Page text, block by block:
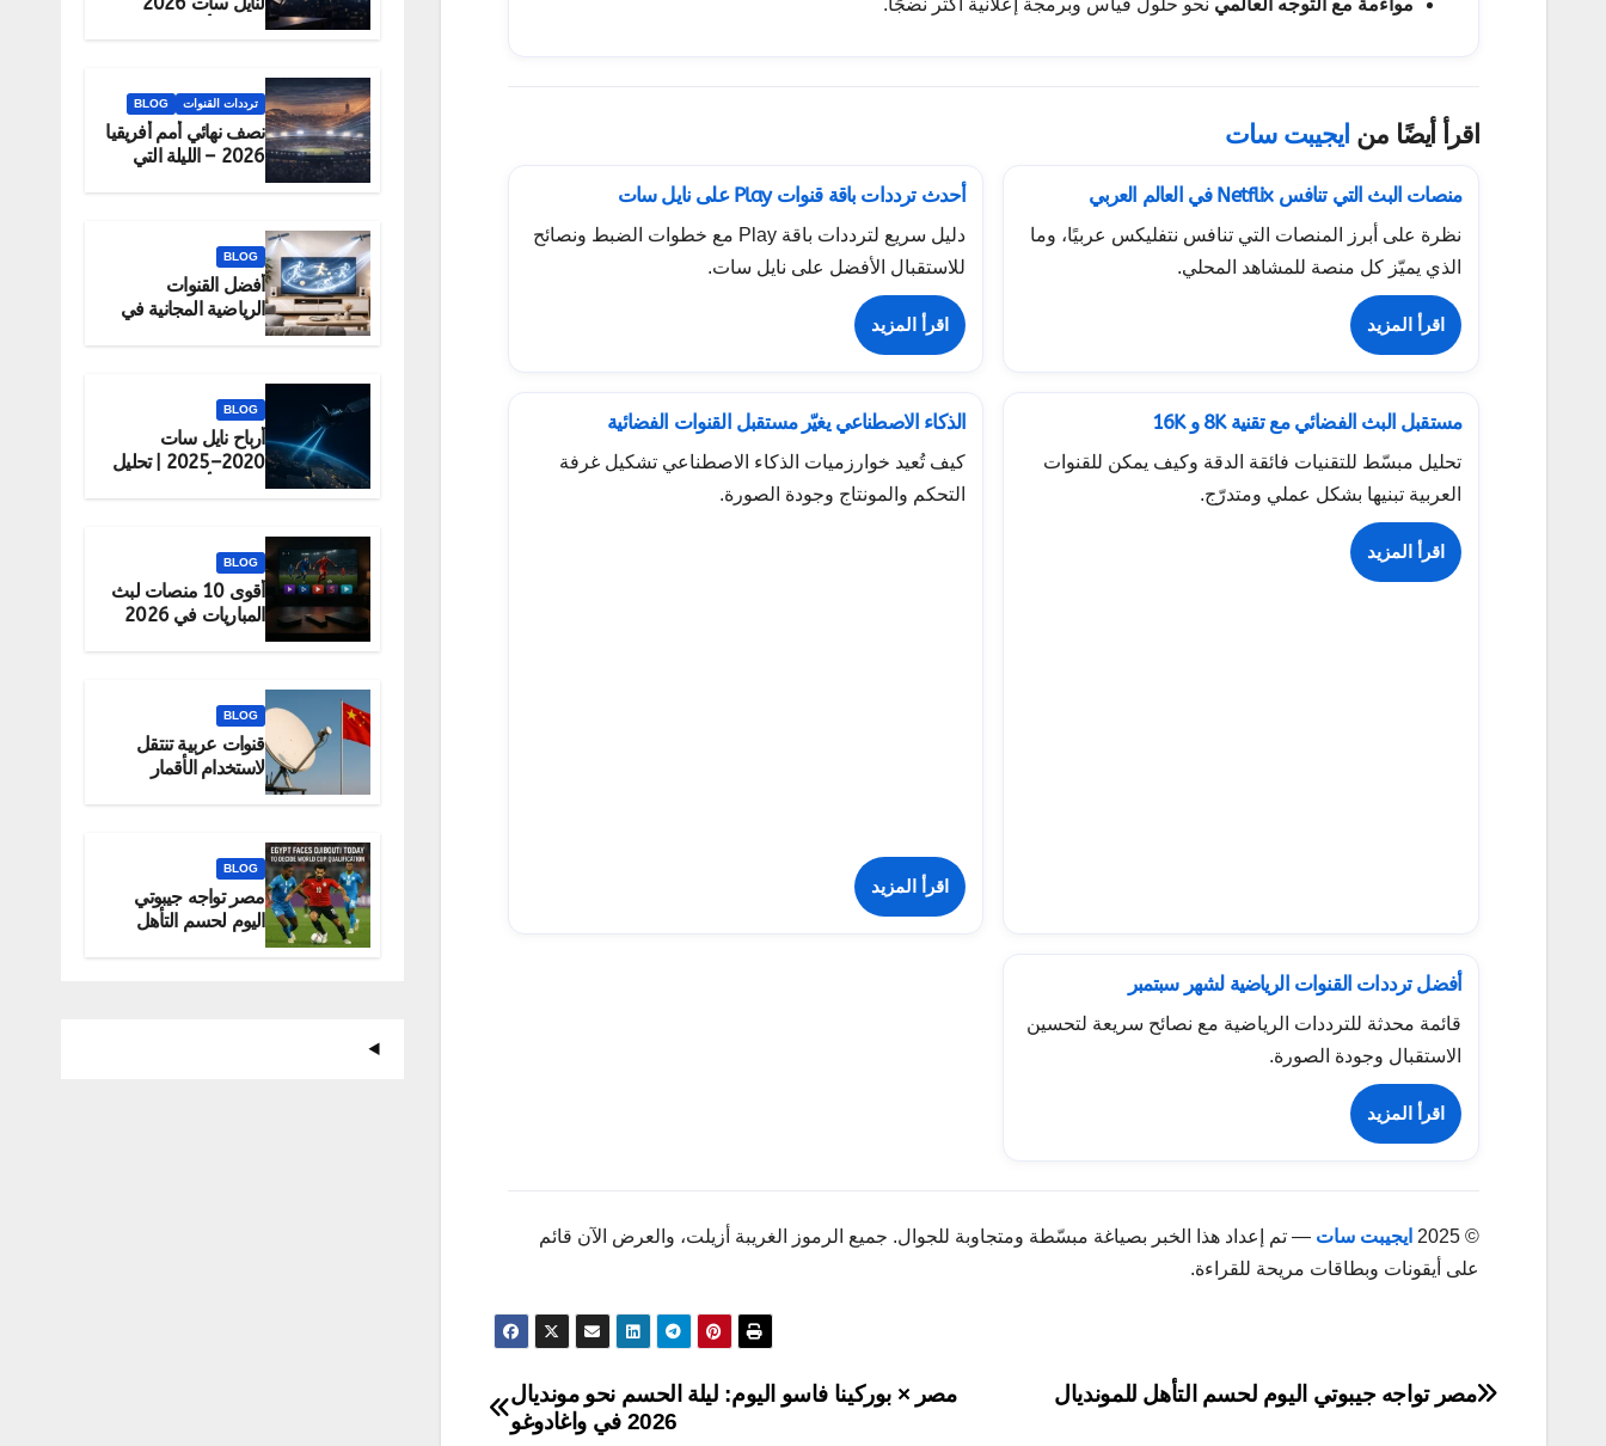
مواءمة مع التوجه العالمي نحو حلول قياس وبرمجة إعلانية أكثر نضجًا.
اقرأ أيضًا من ايجيبت سات
منصات البث التي تنافس Netflix في العالم العربي
نظرة على أبرز المنصات التي تنافس نتفليكس عربيًا، وما
الذي يميّز كل منصة للمشاهد المحلي.
اقرأ المزيد
أحدث ترددات باقة قنوات Play على نايل سات
دليل سريع لترددات باقة Play مع خطوات الضبط ونصائح
للاستقبال الأفضل على نايل سات.
اقرأ المزيد
مستقبل البث الفضائي مع تقنية 8K و 16K
تحليل مبسّط للتقنيات فائقة الدقة وكيف يمكن للقنوات
العربية تبنيها بشكل عملي ومتدرّج.
اقرأ المزيد
الذكاء الاصطناعي يغيّر مستقبل القنوات الفضائية
كيف تُعيد خوارزميات الذكاء الاصطناعي تشكيل غرفة
التحكم والمونتاج وجودة الصورة.
اقرأ المزيد
أفضل ترددات القنوات الرياضية لشهر سبتمبر
قائمة محدثة للترددات الرياضية مع نصائح سريعة لتحسين
الاستقبال وجودة الصورة.
اقرأ المزيد
© 2025 ايجيبت سات — تم إعداد هذا الخبر بصياغة مبسّطة ومتجاوبة للجوال. جميع الرموز الغريبة أزيلت، والعرض الآن قائم
على أيقونات وبطاقات مريحة للقراءة.
تصفّح
مصر × بوركينا فاسو اليوم: ليلة الحسم نحو مونديال
2026 في واغادوغو
مصر تواجه جيبوتي اليوم لحسم التأهل للمونديال
ترددات القنوات BLOG
نصف نهائي أمم أفريقيا
2026 – الليلة التي
BLOG
أفضل القنوات
الرياضية المجانية في
BLOG
أرباح نايل سات
2020–2025 | تحليل
BLOG
أقوى 10 منصات لبث
المباريات في 2026
BLOG
قنوات عربية تنتقل
لاستخدام الأقمار
BLOG
مصر تواجه جيبوتي
اليوم لحسم التأهل